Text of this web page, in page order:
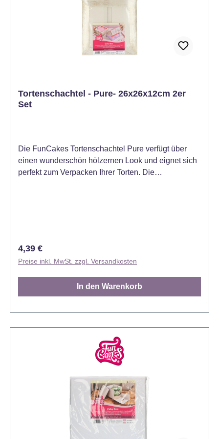
Tortenschachtel - Pure- 26x26x12cm 2er
Set
Die FunCakes Tortenschachtel Pure verfügt über
einen wunderschön hölzernen Look und eignet sich
perfekt zum Verpacken Ihrer Torten. Die
Regulärer Preis:
4,39 €
Preise inkl. MwSt. zzgl. Versandkosten
In den Warenkorb